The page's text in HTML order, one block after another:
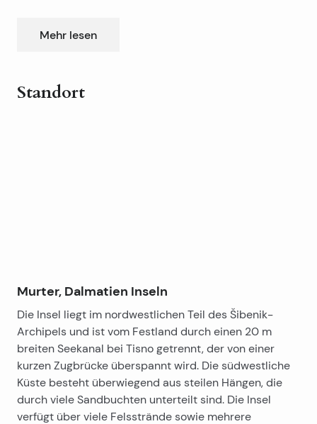
130m2. Dieses schöne neue Haus hat einen teilweisen
Mehr lesen
Standort
Murter, Dalmatien Inseln
Die Insel liegt im nordwestlichen Teil des Šibenik-
Archipels und ist vom Festland durch einen 20 m
breiten Seekanal bei Tisno getrennt, der von einer
kurzen Zugbrücke überspannt wird. Die südwestliche
Küste besteht überwiegend aus steilen Hängen, die
durch viele Sandbuchten unterteilt sind. Die Insel
verfügt über viele Felsstrände sowie mehrere